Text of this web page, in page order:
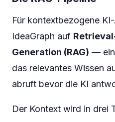
Für kontextbezogene
IdeaGraph auf
Generation (RAG) — ein
das relevantes Wissen
abruft bevor die KI
Der Kontext wird in drei